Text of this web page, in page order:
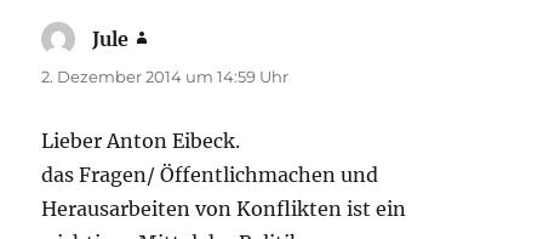
Jule
2. Dezember 2014 um 14:59 Uhr
Lieber Anton Eibeck.
das Fragen/ Öffentlichmachen und
Herausarbeiten von Konflikten ist ein